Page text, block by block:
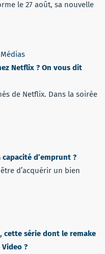
le 27 août, sa nouvelle
Médias
Netflix ? On vous dit
de Netflix. Dans la soirée
d’emprunt ?
d’acquérir un bien
cette série dont le remake
?